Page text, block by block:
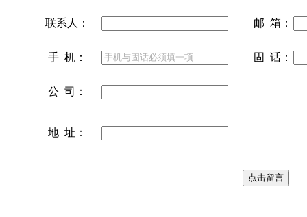
联系人： 邮 箱：
手 机： 固 话：
公 司：
地 址：